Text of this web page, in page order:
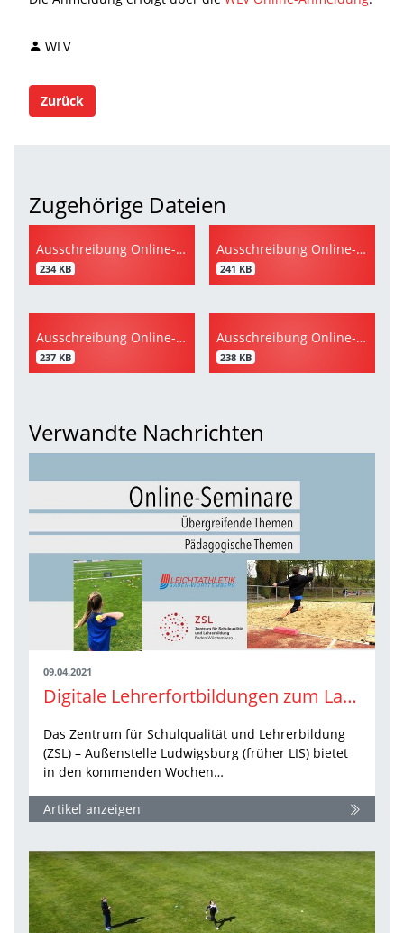
WLV
Zurück
Zugehörige Dateien
Ausschreibung Online-FB Kinderleichtathletik
234 KB
Ausschreibung Online-FB Schnelligkeit/Sprint
241 KB
Ausschreibung Online-FB Diskuswurf
237 KB
Ausschreibung Online-FB Speerwurf
238 KB
Verwandte Nachrichten
09.04.2021
Digitale Lehrerfortbildungen zum Laufen, Springen und Werfen
Das Zentrum für Schulqualität und Lehrerbildung
(ZSL) – Außenstelle Ludwigsburg (früher LIS) bietet
in den kommenden Wochen…
Artikel anzeigen